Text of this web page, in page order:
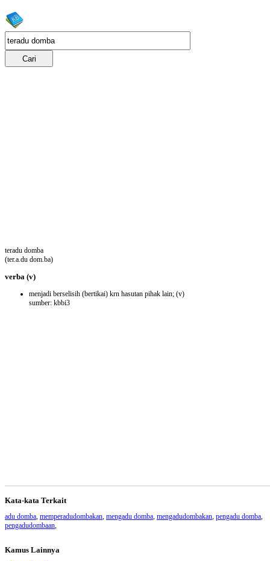
teradu domba
(ter.a.du dom.ba)
verba (v)
menjadi berselisih (bertikai) krn hasutan pihak lain; (v)
sumber: kbbi3
Kata-kata Terkait
adu domba memperadudombakan mengadu domba mengadudombakan pengadu domba
pengadudombaan
Kamus Lainnya